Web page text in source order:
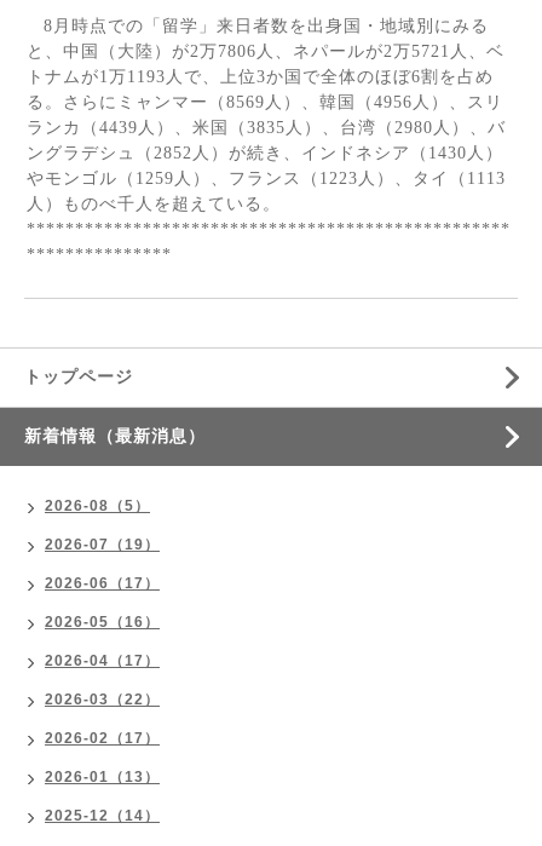
8 月時点での「留学」来日者数を出身国・地域別にみる
と、中国（大陸）が2万7806 人、ネパールが2万5721 人、ベ
トナムが1万1193 人で、上位3か国で全体のほぼ6割を占め
る。さらにミャンマー（ 8569 人）、韓国（ 4956 人）、スリ
ランカ（ 4439 人）、米国（ 3835 人）、台湾（ 2980 人）、バ
ングラデシュ（ 2852 人）が続き、インドネシア（ 1430 人）
やモンゴル（ 1259 人）、フランス（ 1223 人）、タイ（ 1113
人）ものべ千人を超えている。
**************************************************
***************
トップページ
新着情報（最新消息）
2026-08（5）
2026-07（19）
2026-06（17）
2026-05（16）
2026-04（17）
2026-03（22）
2026-02（17）
2026-01（13）
2025-12（14）